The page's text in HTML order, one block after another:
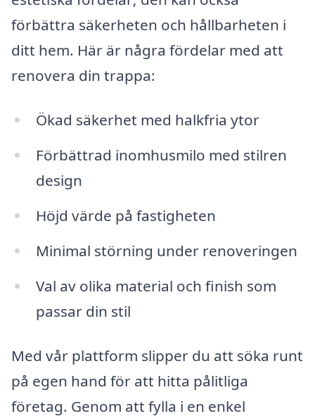
förbättra säkerheten och hållbarheten i
ditt hem. Här är några fördelar med att
renovera din trappa:
Ökad säkerhet med halkfria ytor
Förbättrad inomhusmilo med stilren
design
Höjd värde på fastigheten
Minimal störning under renoveringen
Val av olika material och finish som
passar din stil
Med vår plattform slipper du att söka runt
på egen hand för att hitta pålitliga
företag. Genom att fylla i en enkel